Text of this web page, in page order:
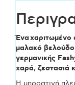
29
Ένα χαριτωμένο
μαλακό βελούδο
γερμανικής
χαρά, ζεστασιά
Η μπροστινή